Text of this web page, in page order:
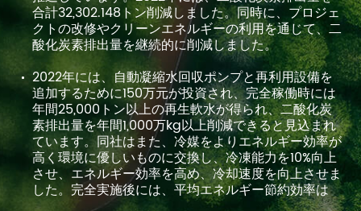
合計32,302.148トン削減しました。同時に、プロジェ
クトの改修やクリーンエネルギーの利用を通じて、二
酸化炭素排出量を継続的に削減しました。
2022年には、自動凝縮水回収ポンプと再利用設備を
追加するために150万元が投資され、完全稼働時には
年間25,000トン以上の再生軟水が得られ、二酸化炭
素排出量を年間1,000万kg以上削減できると見込まれ
ています。同社はまた、冷媒をよりエネルギー効率が
高く環境に優しいものに交換し、冷凍能力を10%向上
させ、エネルギー効率を高め、冷却速度を向上させま
した。完全実施後には、平均エネルギー節約効率は